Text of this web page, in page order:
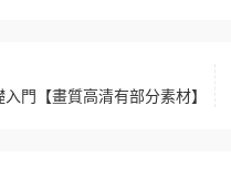
門【畫質高清有部分素材】